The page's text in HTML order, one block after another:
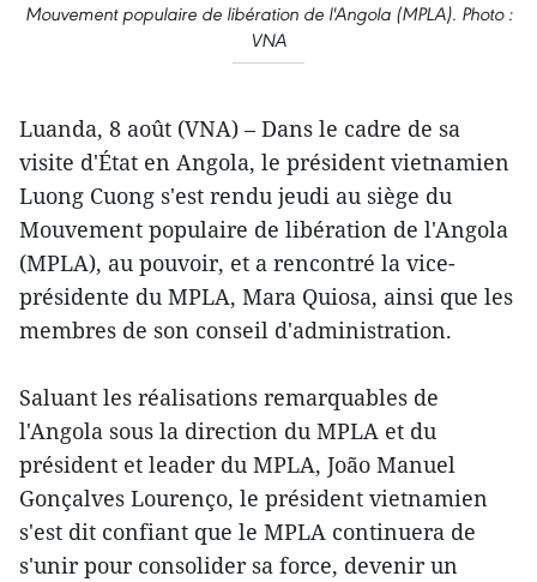
Mouvement populaire de libération de l'Angola (MPLA). Photo :
VNA
Luanda, 8 août (VNA) – Dans le cadre de sa
visite d'État en Angola, le président vietnamien
Luong Cuong s'est rendu jeudi au siège du
Mouvement populaire de libération de l'Angola
(MPLA), au pouvoir, et a rencontré la vice-
présidente du MPLA, Mara Quiosa, ainsi que les
membres de son conseil d'administration.
Saluant les réalisations remarquables de
l'Angola sous la direction du MPLA et du
président et leader du MPLA, João Manuel
Gonçalves Lourenço, le président vietnamien
s'est dit confiant que le MPLA continuera de
s'unir pour consolider sa force, devenir un